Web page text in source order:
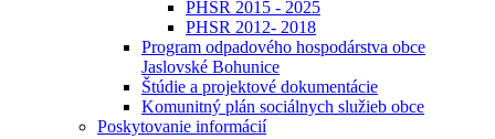
PHSR 2015 - 2025
PHSR 2012- 2018
Program odpadového hospodárstva obce
Jaslovské Bohunice
Štúdie a projektové dokumentácie
Komunitný plán sociálnych služieb obce
Poskytovanie informácií